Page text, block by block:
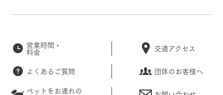
営業時間・
料金 交通アクセス
よくあるご質問
団体のお客様へ
ペットをお連れの